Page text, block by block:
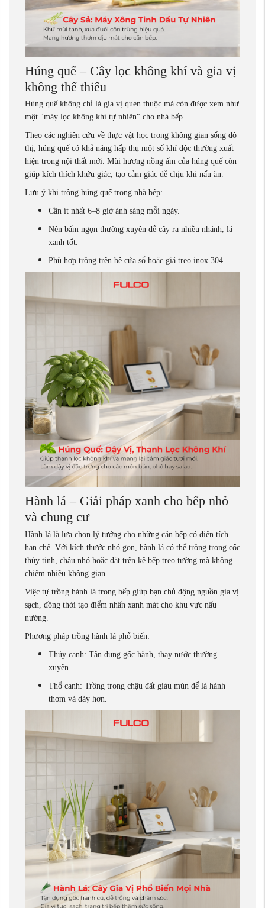
Húng quế – Cây lọc không khí và gia vị
không thể thiếu
Húng quế không chỉ là gia vị quen thuộc mà còn được xem như
một "máy lọc không khí tự nhiên" cho nhà bếp.
Theo các nghiên cứu về thực vật học trong không gian sống đô
thị, húng quế có khả năng hấp thụ một số khí độc thường xuất
hiện trong nội thất mới. Mùi hương nồng ấm của húng quế còn
giúp kích thích khứu giác, tạo cảm giác dễ chịu khi nấu ăn.
Lưu ý khi trồng húng quế trong nhà bếp:
Cần ít nhất 6–8 giờ ánh sáng mỗi ngày.
Nên bấm ngọn thường xuyên để cây ra nhiều nhánh, lá
xanh tốt.
Phù hợp trồng trên bệ cửa sổ hoặc giá treo inox 304.
Hành lá – Giải pháp xanh cho bếp nhỏ
và chung cư
Hành lá là lựa chọn lý tưởng cho những căn bếp có diện tích
hạn chế. Với kích thước nhỏ gọn, hành lá có thể trồng trong cốc
thủy tinh, chậu nhỏ hoặc đặt trên kệ bếp treo tường mà không
chiếm nhiều không gian.
Việc tự trồng hành lá trong bếp giúp bạn chủ động nguồn gia vị
sạch, đồng thời tạo điểm nhấn xanh mát cho khu vực nấu
nướng.
Phương pháp trồng hành lá phổ biến:
Thủy canh: Tận dụng gốc hành, thay nước thường
xuyên.
Thổ canh: Trồng trong chậu đất giàu mùn để lá hành
thơm và dày hơn.